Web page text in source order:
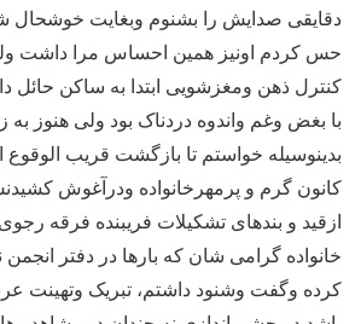
دقایقی صدایش را بشنوم وبغایت خوشحال
حس کردم اونیز همین احساس مرا داشت
کنترل ذهن ومغزشویی ابتدا به ساکن
با بغض وغم واندوه دردناک بود ولی هنوز به
بدینوسیله خواستم تا بازگشت قریب
کانون گرم و پرمهرخانواده ودرآغوش
ازقید و بندهای تشکیلات فریبنده فرقه
خانواده گرامی شان که بارها در دفتر
کرده وگفت وشنود داشتم، تبریک وتهینت